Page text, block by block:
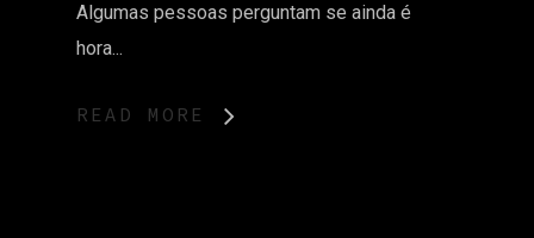
Algumas pessoas perguntam se ainda é
hora...
READ MORE